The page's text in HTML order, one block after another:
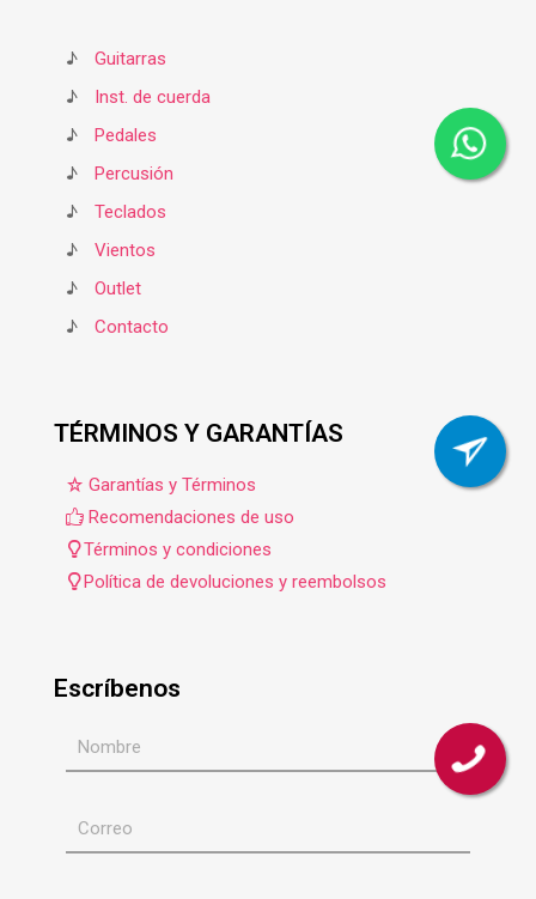
♪
Guitarras
♪
Inst. de cuerda
♪
Pedales
♪
Percusión
♪
Teclados
♪
Vientos
♪
Outlet
♪
Contacto
TÉRMINOS Y GARANTÍAS
Garantías y Términos
Recomendaciones de uso
Términos y condiciones
Política de devoluciones y reembolsos
Escríbenos